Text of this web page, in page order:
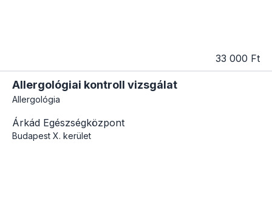
33 000 Ft
Allergológiai kontroll vizsgálat
Allergológia
Árkád Egészségközpont
Budapest X. kerület